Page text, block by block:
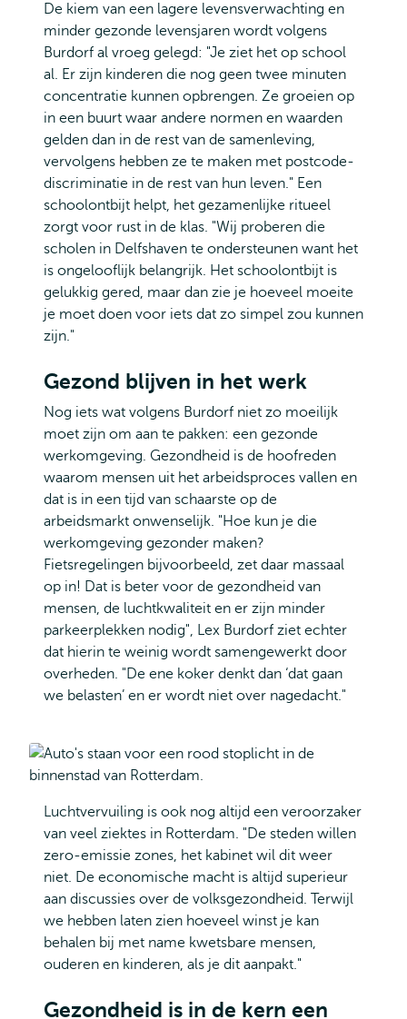
De kiem van een lagere levensverwachting en
minder gezonde levensjaren wordt volgens
Burdorf al vroeg gelegd: "Je ziet het op school
al. Er zijn kinderen die nog geen twee minuten
concentratie kunnen opbrengen. Ze groeien op
in een buurt waar andere normen en waarden
gelden dan in de rest van de samenleving,
vervolgens hebben ze te maken met postcode-
discriminatie in de rest van hun leven." Een
schoolontbijt helpt, het gezamenlijke ritueel
zorgt voor rust in de klas. "Wij proberen die
scholen in Delfshaven te ondersteunen want het
is ongelooflijk belangrijk. Het schoolontbijt is
gelukkig gered, maar dan zie je hoeveel moeite
je moet doen voor iets dat zo simpel zou kunnen
zijn."
Gezond blijven in het werk
Nog iets wat volgens Burdorf niet zo moeilijk
moet zijn om aan te pakken: een gezonde
werkomgeving. Gezondheid is de hoofreden
waarom mensen uit het arbeidsproces vallen en
dat is in een tijd van schaarste op de
arbeidsmarkt onwenselijk. "Hoe kun je die
werkomgeving gezonder maken?
Fietsregelingen bijvoorbeeld, zet daar massaal
op in! Dat is beter voor de gezondheid van
mensen, de luchtkwaliteit en er zijn minder
parkeerplekken nodig", Lex Burdorf ziet echter
dat hierin te weinig wordt samengewerkt door
overheden. "De ene koker denkt dan ‘dat gaan
we belasten’ en er wordt niet over nagedacht."
Luchtvervuiling is ook nog altijd een veroorzaker
van veel ziektes in Rotterdam. "De steden willen
zero-emissie zones, het kabinet wil dit weer
niet. De economische macht is altijd superieur
aan discussies over de volksgezondheid. Terwijl
we hebben laten zien hoeveel winst je kan
behalen bij met name kwetsbare mensen,
ouderen en kinderen, als je dit aanpakt."
Gezondheid is in de kern een